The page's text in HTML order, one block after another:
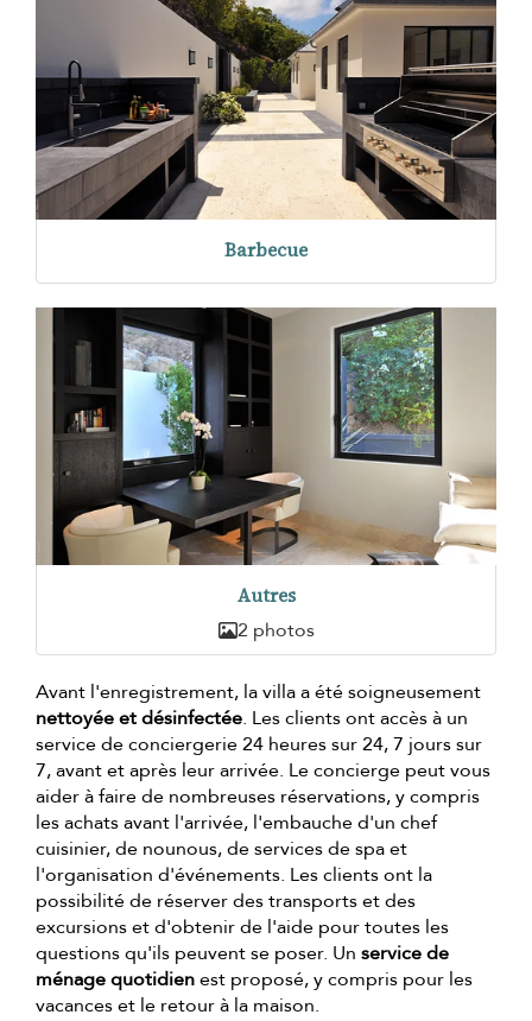
Barbecue
Autres
2 photos
Avant l'enregistrement, la villa a été soigneusement
nettoyée et désinfectée. Les clients ont accès à un
service de conciergerie 24 heures sur 24, 7 jours sur
7, avant et après leur arrivée. Le concierge peut vous
aider à faire de nombreuses réservations, y compris
les achats avant l'arrivée, l'embauche d'un chef
cuisinier, de nounous, de services de spa et
l'organisation d'événements. Les clients ont la
possibilité de réserver des transports et des
excursions et d'obtenir de l'aide pour toutes les
questions qu'ils peuvent se poser. Un service de
ménage quotidienest proposé, y compris pour les
vacances et le retour à la maison.